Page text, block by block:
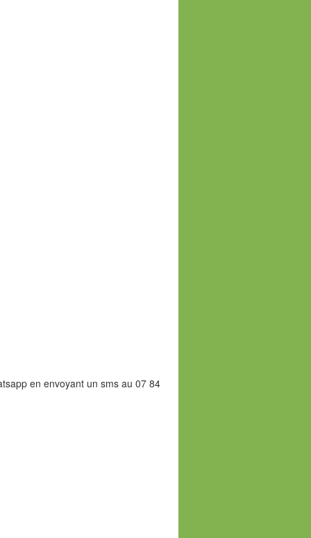
en envoyant un sms au 07 84